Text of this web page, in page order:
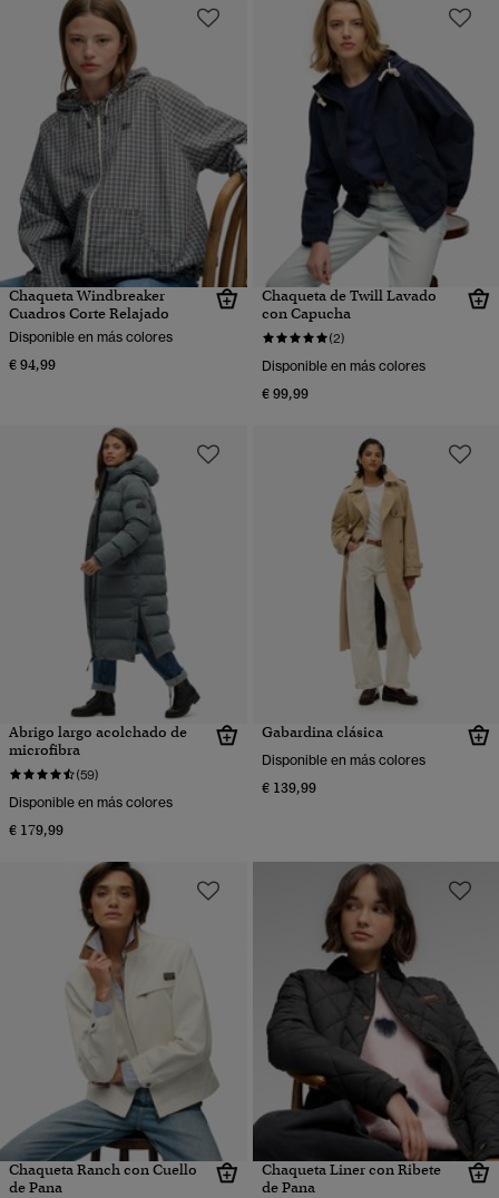
Chaqueta Windbreaker
Cuadros Corte Relajado
Disponible en más colores
€ 94,99
Chaqueta de Twill Lavado
con Capucha
(2)
Disponible en más colores
€ 99,99
Abrigo largo acolchado de
microfibra
(59)
Disponible en más colores
€ 179,99
Gabardina clásica
Disponible en más colores
€ 139,99
Chaqueta Ranch con Cuello
de Pana
Chaqueta Liner con Ribete
de Pana